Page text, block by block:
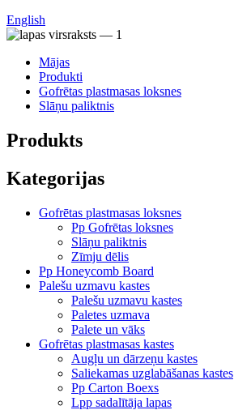
English
Mājas
Produkti
Gofrētas plastmasas loksnes
Slāņu paliktnis
Produkts
Kategorijas
Gofrētas plastmasas loksnes
Pp Gofrētas loksnes
Slāņu paliktnis
Zīmju dēlis
Pp Honeycomb Board
Palešu uzmavu kastes
Palešu uzmavu kastes
Paletes uzmava
Palete un vāks
Gofrētas plastmasas kastes
Augļu un dārzeņu kastes
Saliekamas uzglabāšanas kastes
Pp Carton Boexs
Lpp sadalītāja lapas